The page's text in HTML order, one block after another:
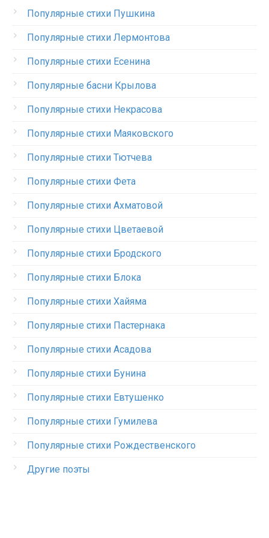
Популярные стихи Пушкина
Популярные стихи Лермонтова
Популярные стихи Есенина
Популярные басни Крылова
Популярные стихи Некрасова
Популярные стихи Маяковского
Популярные стихи Тютчева
Популярные стихи Фета
Популярные стихи Ахматовой
Популярные стихи Цветаевой
Популярные стихи Бродского
Популярные стихи Блока
Популярные стихи Хайяма
Популярные стихи Пастернака
Популярные стихи Асадова
Популярные стихи Бунина
Популярные стихи Евтушенко
Популярные стихи Гумилева
Популярные стихи Рождественского
Другие поэты